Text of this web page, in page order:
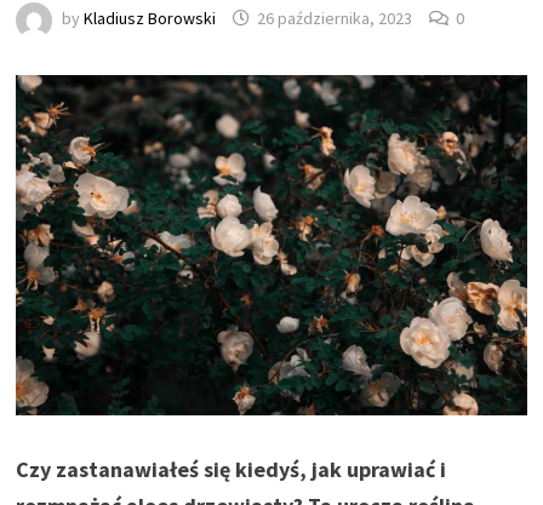
byKladiusz Borowski 26 października, 2023 0
Czy zastanawiałeś się kiedyś, jak uprawiać i